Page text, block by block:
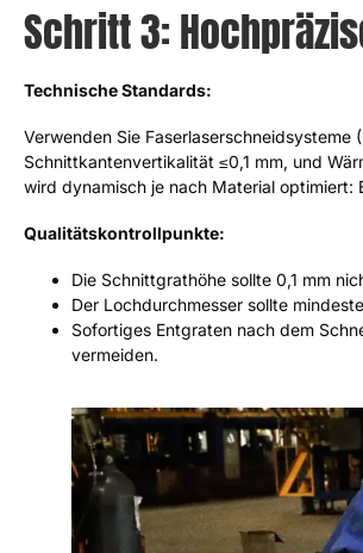
Schritt 3:
Technische Standards:
Verwenden Sie
Schnittkantenvertikalität ≤0,1 mm, und
wird dynamisch je nach Material optimiert:
Qualitätskontrollpunkte:
Die Schnittgrathöhe sollte 0,1 mm
Der Lochdurchmesser sollte
Sofortiges Entgraten nach dem
vermeiden.